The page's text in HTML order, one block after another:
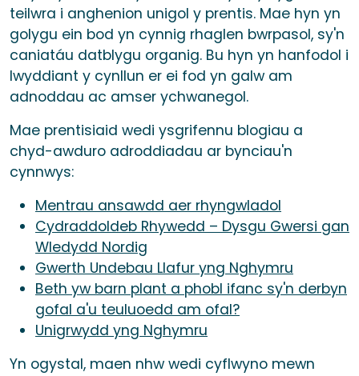
teilwra i anghenion unigol y prentis. Mae hyn yn
golygu ein bod yn cynnig rhaglen bwrpasol, sy'n
caniatáu datblygu organig. Bu hyn yn hanfodol i
lwyddiant y cynllun er ei fod yn galw am
adnoddau ac amser ychwanegol.
Mae prentisiaid wedi ysgrifennu blogiau a
chyd-awduro adroddiadau ar bynciau'n
cynnwys:
Mentrau ansawdd aer rhyngwladol
Cydraddoldeb Rhywedd – Dysgu Gwersi gan
Wledydd Nordig
Gwerth Undebau Llafur yng Nghymru
Beth yw barn plant a phobl ifanc sy'n derbyn
gofal a'u teuluoedd am ofal?
Unigrwydd yng Nghymru
Yn ogystal, maen nhw wedi cyflwyno mewn